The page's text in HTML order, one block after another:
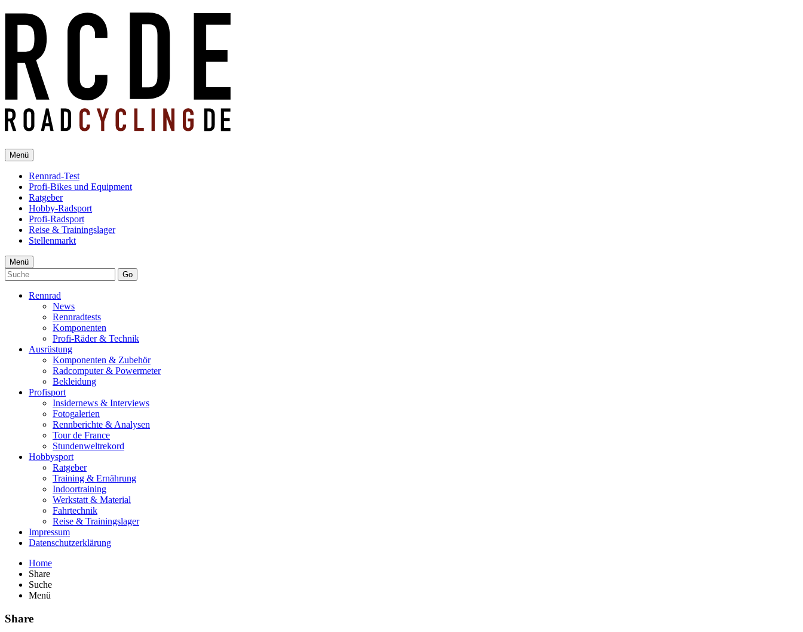
Menü
Rennrad-Test
Profi-Bikes und Equipment
Ratgeber
Hobby-Radsport
Profi-Radsport
Reise & Trainingslager
Stellenmarkt
Menü
Go
Rennrad
News
Rennradtests
Komponenten
Profi-Räder & Technik
Ausrüstung
Komponenten & Zubehör
Radcomputer & Powermeter
Bekleidung
Profisport
Insidernews & Interviews
Fotogalerien
Rennberichte & Analysen
Tour de France
Stundenweltrekord
Hobbysport
Ratgeber
Training & Ernährung
Indoortraining
Werkstatt & Material
Fahrtechnik
Reise & Trainingslager
Impressum
Datenschutzerklärung
Home
Share
Suche
Menü
Share